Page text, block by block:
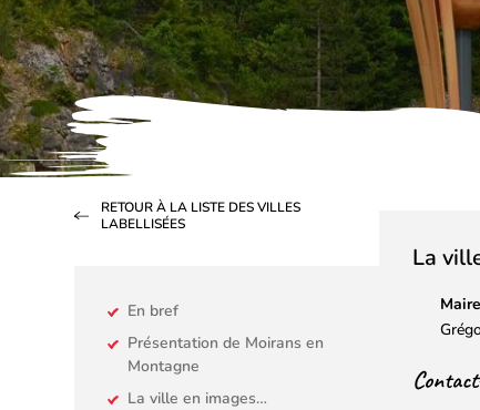
La
Maire
En bref
Présentation de Moirans en
Montagne
La ville en images…
RETOUR À LA LISTE DES VILLES
LABELLISÉES